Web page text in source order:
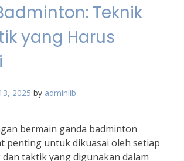
Teknik
yang Harus
2025 by adminlib
bermain ganda badminton
penting untuk dikuasai oleh setiap
taktik yang digunakan dalam